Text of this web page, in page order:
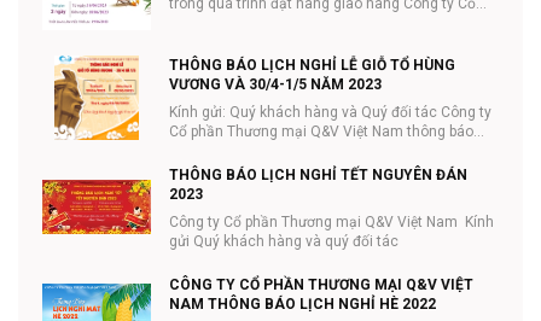
THÔNG BÁO LỊCH NGHỈ LỄ GIỖ TỔ HÙNG
VƯƠNG VÀ 30/4-1/5 NĂM 2023
Kính gửi: Quý khách hàng và Quý đối tác Công ty
Cổ phần Thương mại Q&V Việt Nam thông báo
THÔNG BÁO LỊCH NGHỈ TẾT NGUYÊN ĐÁN
2023
Công ty Cổ phần Thương mại Q&V Việt Nam Kính
gửi Quý khách hàng và quý đối tác
CÔNG TY CỔ PHẦN THƯƠNG MẠI Q&V VIỆT
NAM THÔNG BÁO LỊCH NGHỈ HÈ 2022